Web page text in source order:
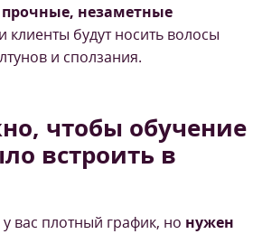
незаметные
клиенты будут носить волосы
и сползания.
чтобы обучение
встроить в
вас плотный график, но нужен